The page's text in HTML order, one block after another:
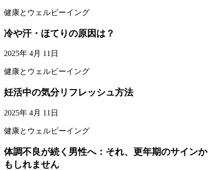
健康とウェルビーイング
冷や汗・ほてりの原因は？
2025年 4月 11日
健康とウェルビーイング
妊活中の気分リフレッシュ方法
2025年 4月 11日
健康とウェルビーイング
体調不良が続く男性へ：それ、更年期のサインか
もしれません